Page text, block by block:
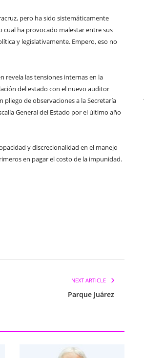
pero ha sido sistemáticamente
ha provocado malestar entre sus
y legislativamente. Empero, eso no
revela las tensiones internas en la
del estado con el nuevo auditor
pliego de observaciones a la Secretaría
General del Estado por el último año
y discrecionalidad en el manejo
en pagar el costo de la impunidad.
NEXT ARTICLE
Parque Juárez